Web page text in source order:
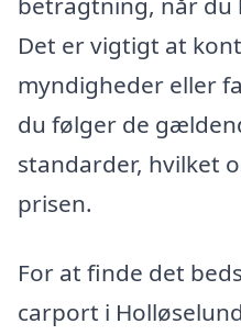
Det er vigtigt at
myndigheder eller
du følger de
standarder, hvilket
prisen.
For at finde det
carport i